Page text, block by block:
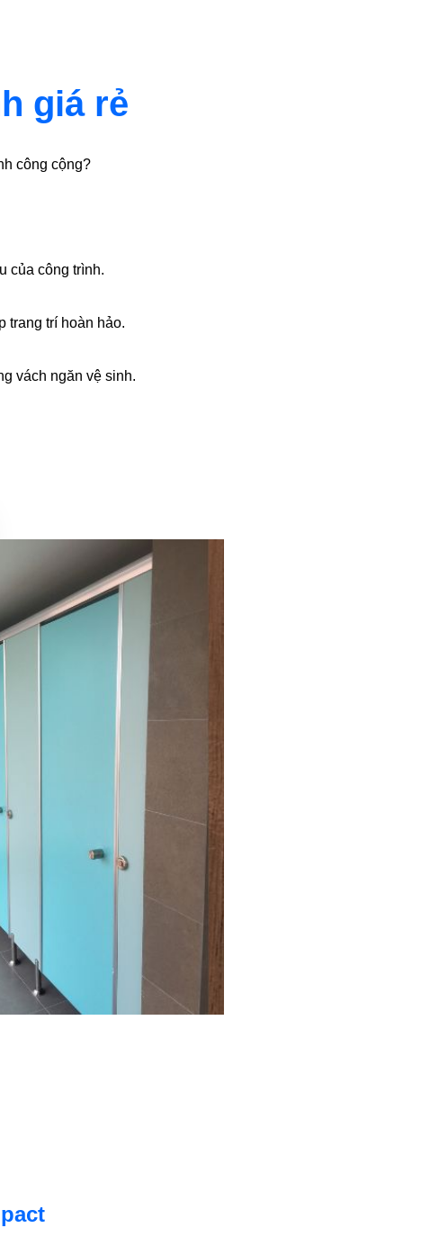
giá rẻ
công cộng?
của công trình.
trang trí hoàn hảo.
vách ngăn vệ sinh.